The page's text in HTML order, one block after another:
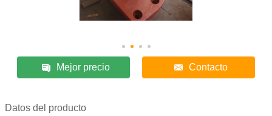
Mejor precio Contacto
Datos del producto